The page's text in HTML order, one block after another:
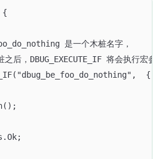
{
是一个木桩名字，
之后，DBUG_EXECUTE_IF 将会执行宏参
{